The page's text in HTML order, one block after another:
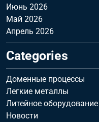
Июнь 2026
Май 2026
Апрель 2026
Categories
Доменные процессы
Легкие металлы
Литейное оборудование
Новости